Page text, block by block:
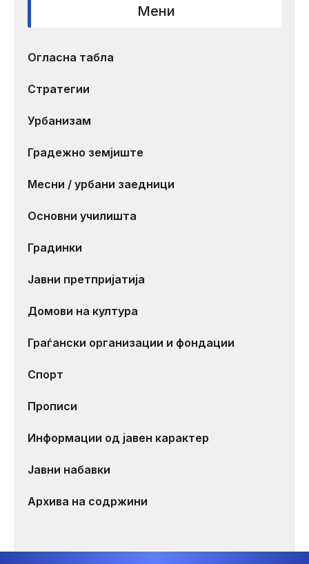
Мени
Огласна табла
Стратегии
Урбанизам
Градежно земјиште
Месни / урбани заедници
Основни училишта
Градинки
Јавни претпријатија
Домови на култура
Граѓански организации и фондации
Спорт
Прописи
Информации од јавен карактер
Јавни набавки
Архива на содржини